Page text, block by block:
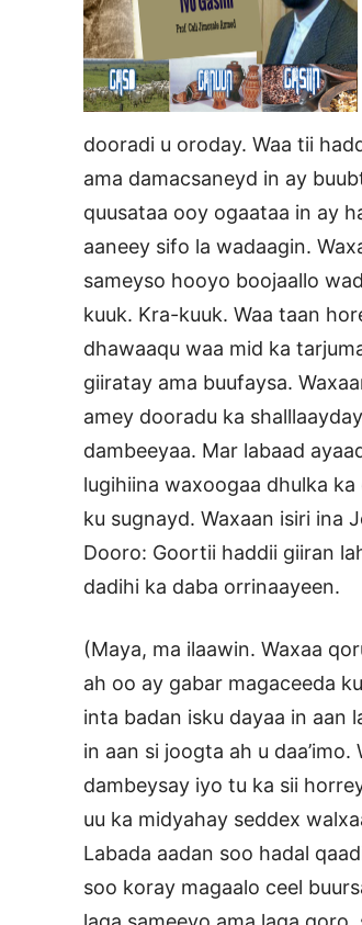
dooradi u oroday. Waa tii
ama damacsaneyd in ay
quusataa ooy ogaataa in ay
aaneey sifo la wadaagin.
sameyso hooyo boojaallo
kuuk. Kra-kuuk. Waa taan
dhawaaqu waa mid ka
giiratay ama buufaysa.
amey dooradu ka
dambeeyaa. Mar labaad
lugihiina waxoogaa dhulka
ku sugnayd. Waxaan isiri ina
Dooro: Goortii haddii giiran
dadihi ka daba orrinaayeen.
(Maya, ma ilaawin. Waxaa
ah oo ay gabar magaceeda
inta badan isku dayaa in aan
in aan si joogta ah u
dambeysay iyo tu ka sii
uu ka midyahay seddex
Labada aadan soo hadal
soo koray magaalo ceel